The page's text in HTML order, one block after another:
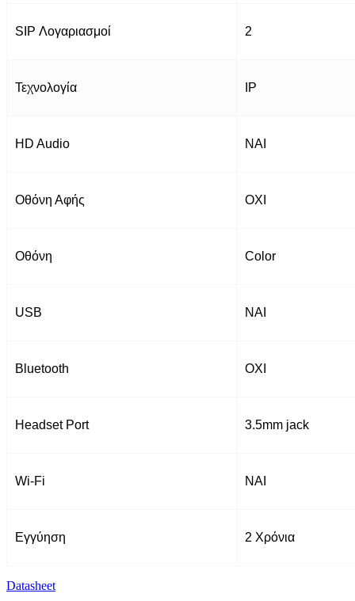
SIP Λογαριασμοί 2
Τεχνολογία IP
HD Audio ΝΑΙ
Οθόνη Αφής ΟΧΙ
Οθόνη Color
USB ΝΑΙ
Bluetooth ΟΧΙ
Headset Port 3.5mm jack
Wi-Fi ΝΑΙ
Εγγύηση 2 Χρόνια
Datasheet